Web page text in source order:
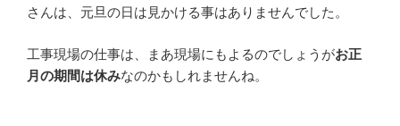
さんは、元旦の日は見かける事はありませんでした。
工事現場の仕事は、まあ現場にもよるのでしょうがお正
月の期間は休みなのかもしれませんね。